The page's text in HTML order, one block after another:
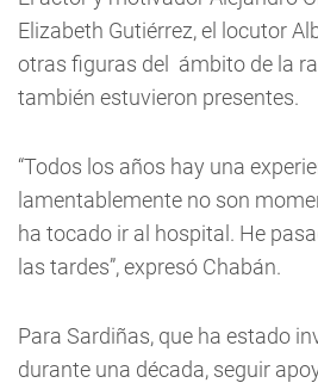
Elizabeth Gutiérrez, el locutor
otras figuras del ámbito de la
también estuvieron presentes.
“Todos los años hay una
lamentablemente no son
ha tocado ir al hospital. He
las tardes”, expresó Chabán.
Para Sardiñas, que ha estado
durante una década, seguir